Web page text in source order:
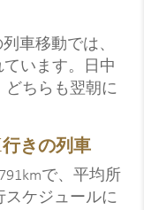
車移動では、
ています。日中
どちらも翌朝に
きの列車
で、平均所
スケジュールに